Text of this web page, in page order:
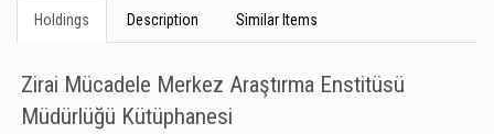
Holdings Description Similar Items
Zirai Mücadele Merkez Araştırma Enstitüsü
Müdürlüğü Kütüphanesi